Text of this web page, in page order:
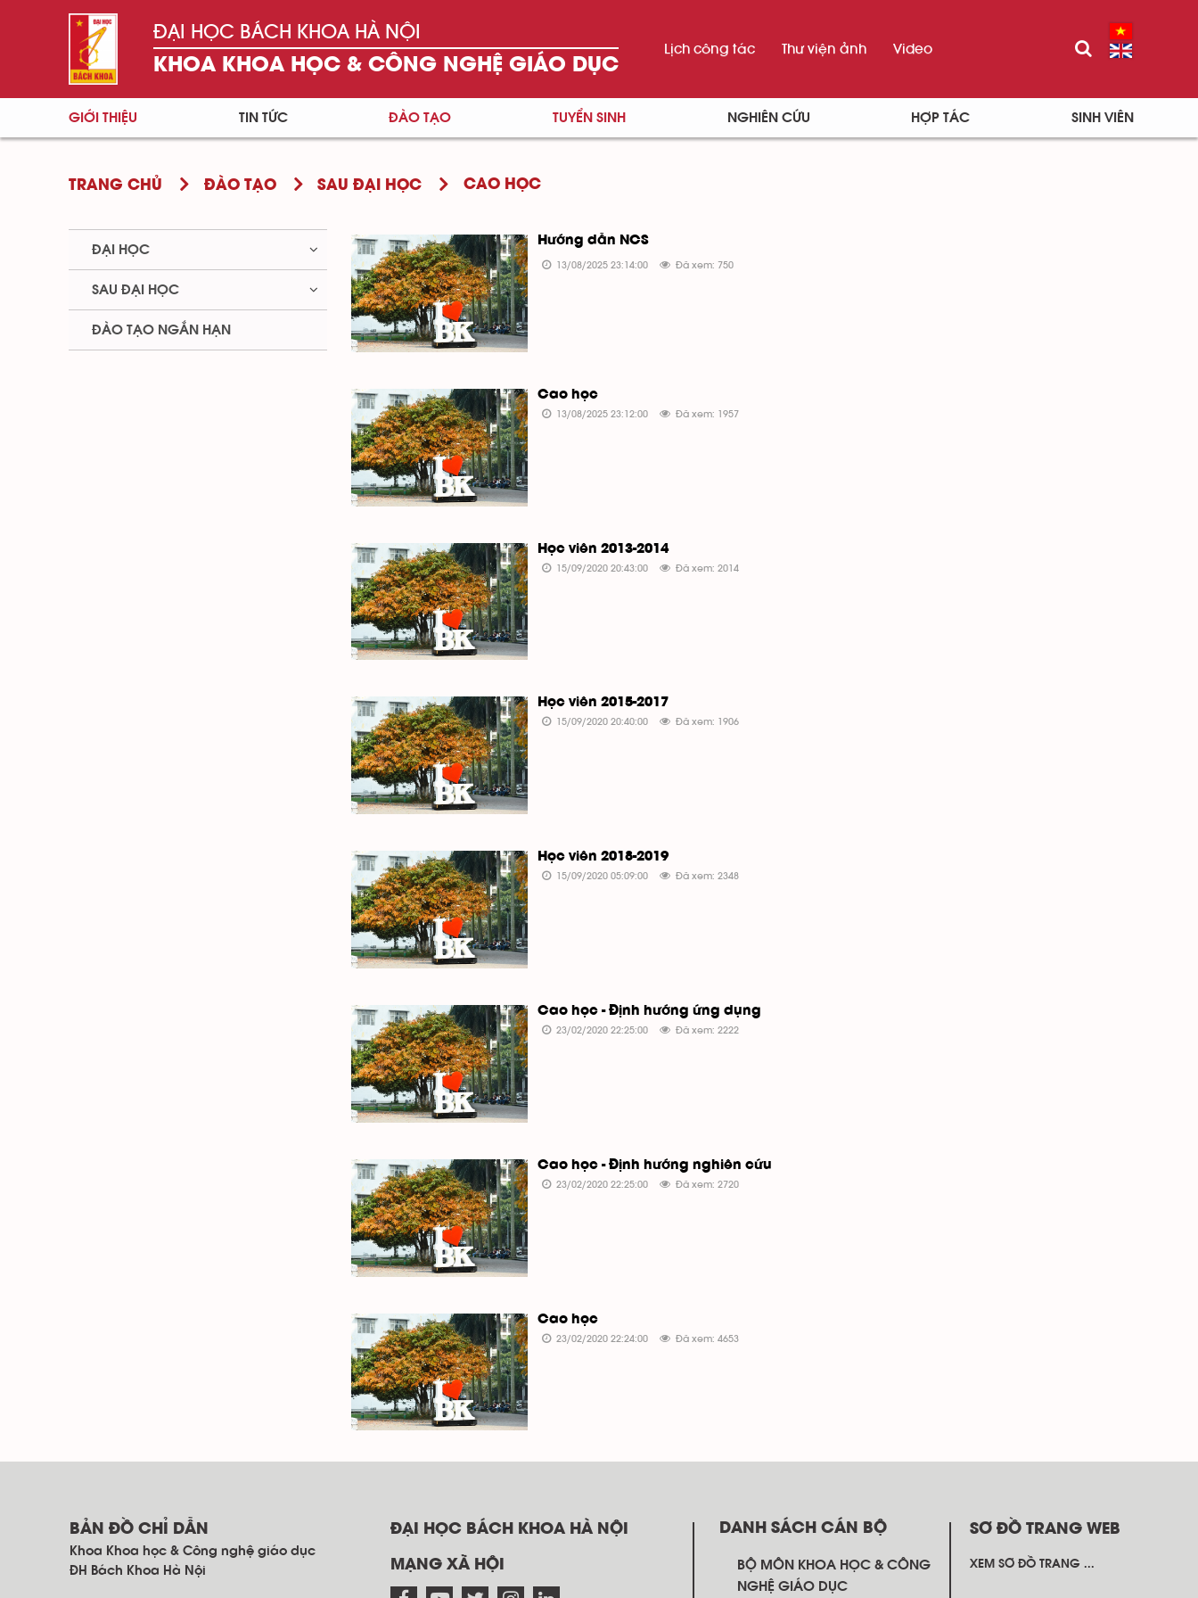
ĐẠI HỌC BÁCH KHOA HÀ NỘI
KHOA KHOA HỌC & CÔNG NGHỆ GIÁO DỤC
Lịch công tác Thư viện ảnh Video
GIỚI THIỆU TIN TỨC ĐÀO TẠO TUYỂN SINH NGHIÊN CỨU HỢP TÁC SINH VIÊN
TRANG CHỦ ĐÀO TẠO SAU ĐẠI HỌC CAO HỌC
Hướng dẫn NCS
13/08/2025 23:14:00 Đã xem: 750
Cao học
13/08/2025 23:12:00 Đã xem: 1957
Học viên 2013-2014
15/09/2020 20:43:00 Đã xem: 2014
Học viên 2015-2017
15/09/2020 20:40:00 Đã xem: 1906
Học viên 2018-2019
15/09/2020 05:09:00 Đã xem: 2348
Cao học - Định hướng ứng dụng
23/02/2020 22:25:00 Đã xem: 2222
Cao học - Định hướng nghiên cứu
23/02/2020 22:25:00 Đã xem: 2720
Cao học
23/02/2020 22:24:00 Đã xem: 4653
ĐẠI HỌC
SAU ĐẠI HỌC
ĐÀO TẠO NGẮN HẠN
BẢN ĐỒ CHỈ DẪN
Khoa Khoa học & Công nghệ giáo dục
ĐH Bách Khoa Hà Nội
ĐẠI HỌC BÁCH KHOA HÀ NỘI
MẠNG XÃ HỘI
DANH SÁCH CÁN BỘ
BỘ MÔN KHOA HỌC & CÔNG
NGHỆ GIÁO DỤC
SƠ ĐỒ TRANG WEB
XEM SƠ ĐỒ TRANG ...